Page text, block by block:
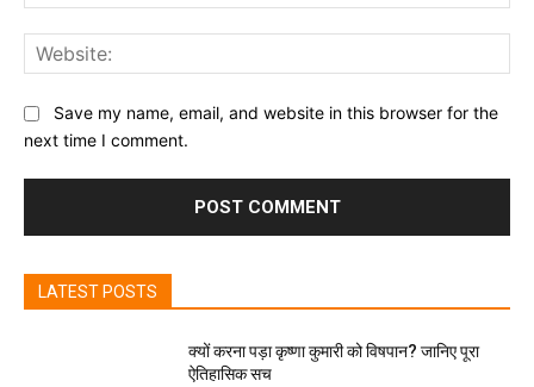
Save my name, email, and website in this browser for the
next time I comment.
LATEST POSTS
क्यों करना पड़ा कृष्णा कुमारी को विषपान? जानिए पूरा
ऐतिहासिक सच